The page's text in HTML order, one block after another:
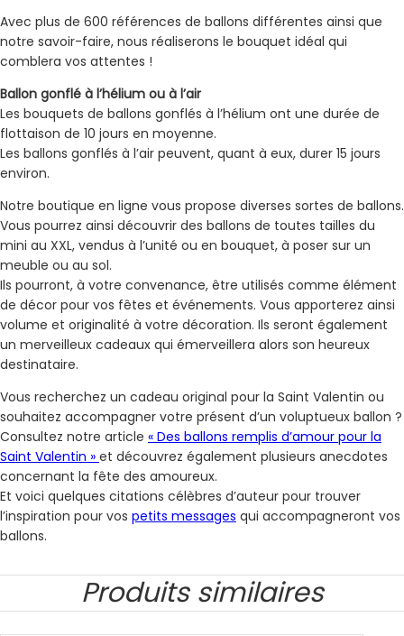
Avec plus de 600 références de ballons différentes ainsi que
notre savoir-faire, nous réaliserons le bouquet idéal qui
comblera vos attentes !
Ballon gonflé à l’hélium ou à l’air
Les bouquets de ballons gonflés à l’hélium ont une durée de
flottaison de 10 jours en moyenne.
Les ballons gonflés à l’air peuvent, quant à eux, durer 15 jours
environ.
Notre boutique en ligne vous propose diverses sortes de ballons.
Vous pourrez ainsi découvrir des ballons de toutes tailles du
mini au XXL, vendus à l’unité ou en bouquet, à poser sur un
meuble ou au sol.
Ils pourront, à votre convenance, être utilisés comme élément
de décor pour vos fêtes et événements. Vous apporterez ainsi
volume et originalité à votre décoration. Ils seront également
un merveilleux cadeaux qui émerveillera alors son heureux
destinataire.
Vous recherchez un cadeau original pour la Saint Valentin ou
souhaitez accompagner votre présent d’un voluptueux ballon ?
Consultez notre article « Des ballons remplis d’amour pour la
Saint Valentin » et découvrez également plusieurs anecdotes
concernant la fête des amoureux.
Et voici quelques citations célèbres d’auteur pour trouver
l’inspiration pour vos petits messages qui accompagneront vos
ballons.
Produits similaires